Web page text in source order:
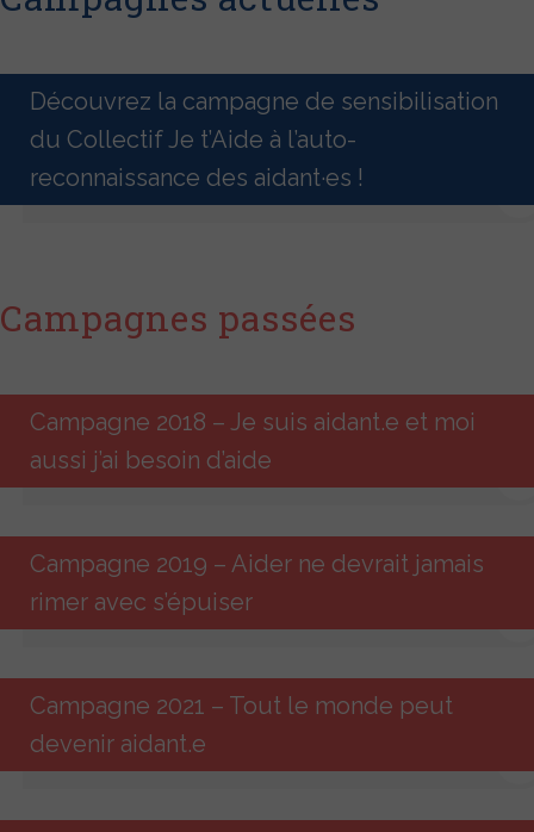
Découvrez la campagne de sensibilisation
du Collectif Je t’Aide à l’auto-
reconnaissance des aidant·es !
Campagnes passées
Campagne 2018 – Je suis aidant.e et moi
aussi j’ai besoin d’aide
Campagne 2019 – Aider ne devrait jamais
rimer avec s’épuiser
Campagne 2021 – Tout le monde peut
devenir aidant.e